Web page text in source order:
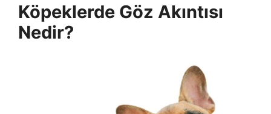
Köpeklerde Göz Akıntısı
Nedir?